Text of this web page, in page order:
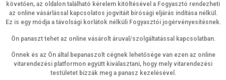
követően, az oldalon található kérelem kitöltésével a Fogyasztó rendezheti
az online vásárlással kapcsolatos jogvitáit bírósági eljárás indítása nélkül.
Ez is egy módja a távolsági korlátok nélküli Fogyasztói jogérvényesítésnek.
Ön panaszt tehet az online vásárolt áruval/szolgáltatással kapcsolatban.
Önnek és az Ön által bepanaszolt cégnek lehetősége van ezen az online
vitarendezési platformon együtt kiválasztani, hogy mely vitarendezési
testületet bízzák meg a panasz kezelésével.